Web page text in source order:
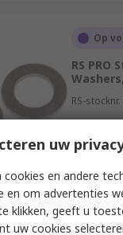
Op
RS PRO
RS-stocknr.
uw
cookies en andere
en om advertenties
klikken, geeft u
uw cookies